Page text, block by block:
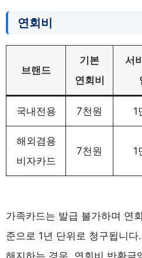
연회비
브랜드
기본
연회비
서
국내전용 7천원 1
해외겸용
비자카드
7천원 1
가족카드는 발급 불가하며 연
준으로 1년 단위로 청구됩니